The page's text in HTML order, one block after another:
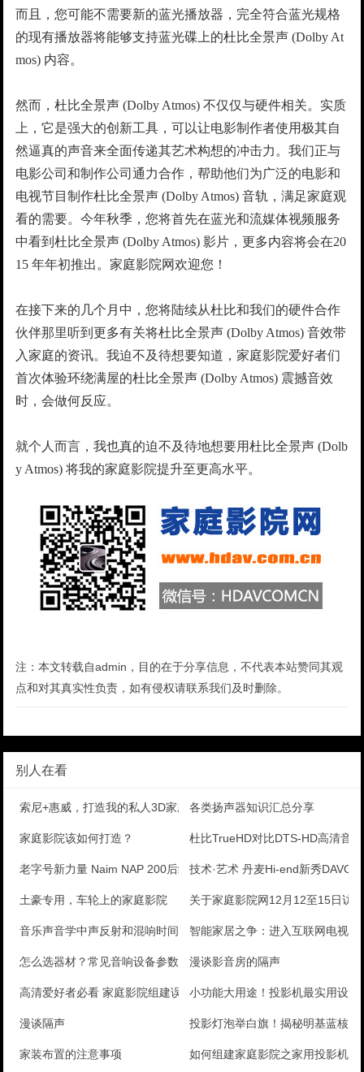
而且，您可能不需要新的蓝光播放器，完全符合蓝光规格
的现有播放器将能够支持蓝光碟上的杜比全景声 (Dolby At
mos) 内容。
然而，杜比全景声 (Dolby Atmos) 不仅仅与硬件相关。实质
上，它是强大的创新工具，可以让电影制作者使用极其自
然逼真的声音来全面传递其艺术构想的冲击力。我们正与
电影公司和制作公司通力合作，帮助他们为广泛的电影和
电视节目制作杜比全景声 (Dolby Atmos) 音轨，满足家庭观
看的需要。今年秋季，您将首先在蓝光和流媒体视频服务
中看到杜比全景声 (Dolby Atmos) 影片，更多内容将会在20
15 年年初推出。家庭影院网欢迎您！
在接下来的几个月中，您将陆续从杜比和我们的硬件合作
伙伴那里听到更多有关将杜比全景声 (Dolby Atmos) 音效带
入家庭的资讯。我迫不及待想要知道，家庭影院爱好者们
首次体验环绕满屋的杜比全景声 (Dolby Atmos) 震撼音效
时，会做何反应。
就个人而言，我也真的迫不及待地想要用杜比全景声 (Dolb
y Atmos) 将我的家庭影院提升至更高水平。
注：本文转载自admin，目的在于分享信息，不代表本站赞同其观
点和对其真实性负责，如有侵权请联系我们及时删除。
别人在看
索尼+惠威，打造我的私人3D家庭影院各类扬声器知识汇总分享
家庭影院该如何打造？ 杜比TrueHD对比DTS-HD高清音
老字号新力量 Naim NAP 200后级亮相技术·艺术 丹麦Hi-end新秀
土豪专用，车轮上的家庭影院 关于家庭影院网12月12至15日访
音乐声音学中声反射和混响时间 智能家居之争：进入互联网电视竞
怎么选器材？常见音响设备参数解析漫谈影音房的隔声
高清爱好者必看 家庭影院组建误区小功能大用途！投影机最实用设计
漫谈隔声 投影灯泡举白旗！揭秘明基蓝核光
家装布置的注意事项 如何组建家庭影院之家用投影机选